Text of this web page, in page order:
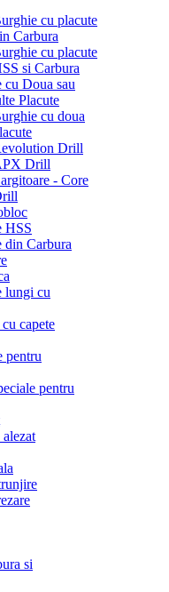
cu placute
Carbura
cu placute
si Carbura
cu Doua sau
Placute
cu doua
Drill
Drill
- Core
HSS
din Carbura
lungi cu
capete
pentru
pentru
si